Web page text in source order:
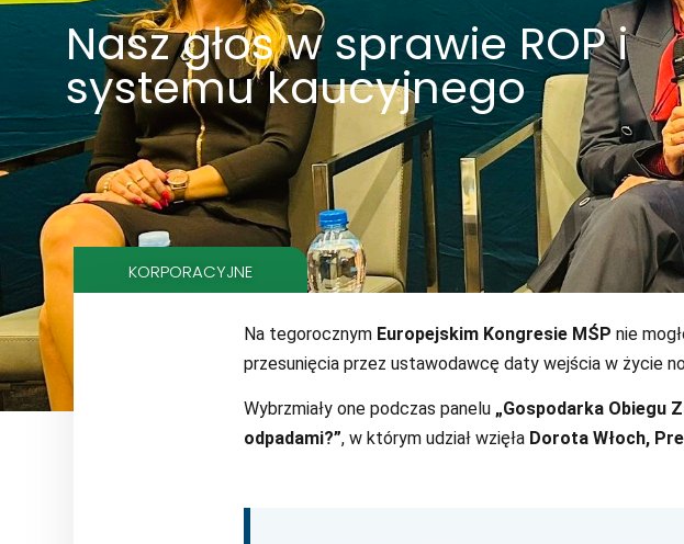
Nasz głos w sprawie ROP i
systemu kaucyjnego
KORPORACYJNE
Na tegorocznym Europejskim Kongresie MŚP nie
przesunięcia przez ustawodawcę daty wejścia w życie
Wybrzmiały one podczas panelu „Gospodarka Obiegu
odpadami?”, w którym udział wzięła Dorota Włoch,